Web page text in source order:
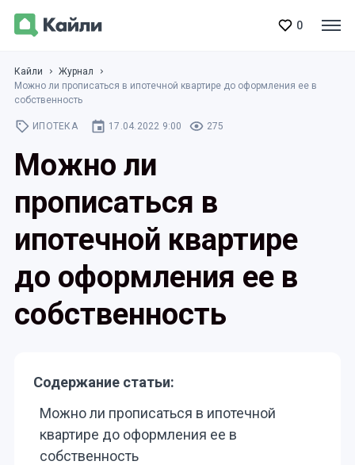
0
Кайли
Журнал
Можно ли прописаться в ипотечной квартире до оформления ее в
собственность
ИПОТЕКА 17.04.2022 9:00 275
Можно ли
прописаться в
ипотечной квартире
до оформления ее в
собственность
Содержание статьи:
Можно ли прописаться в ипотечной
квартире до оформления ее в
собственность